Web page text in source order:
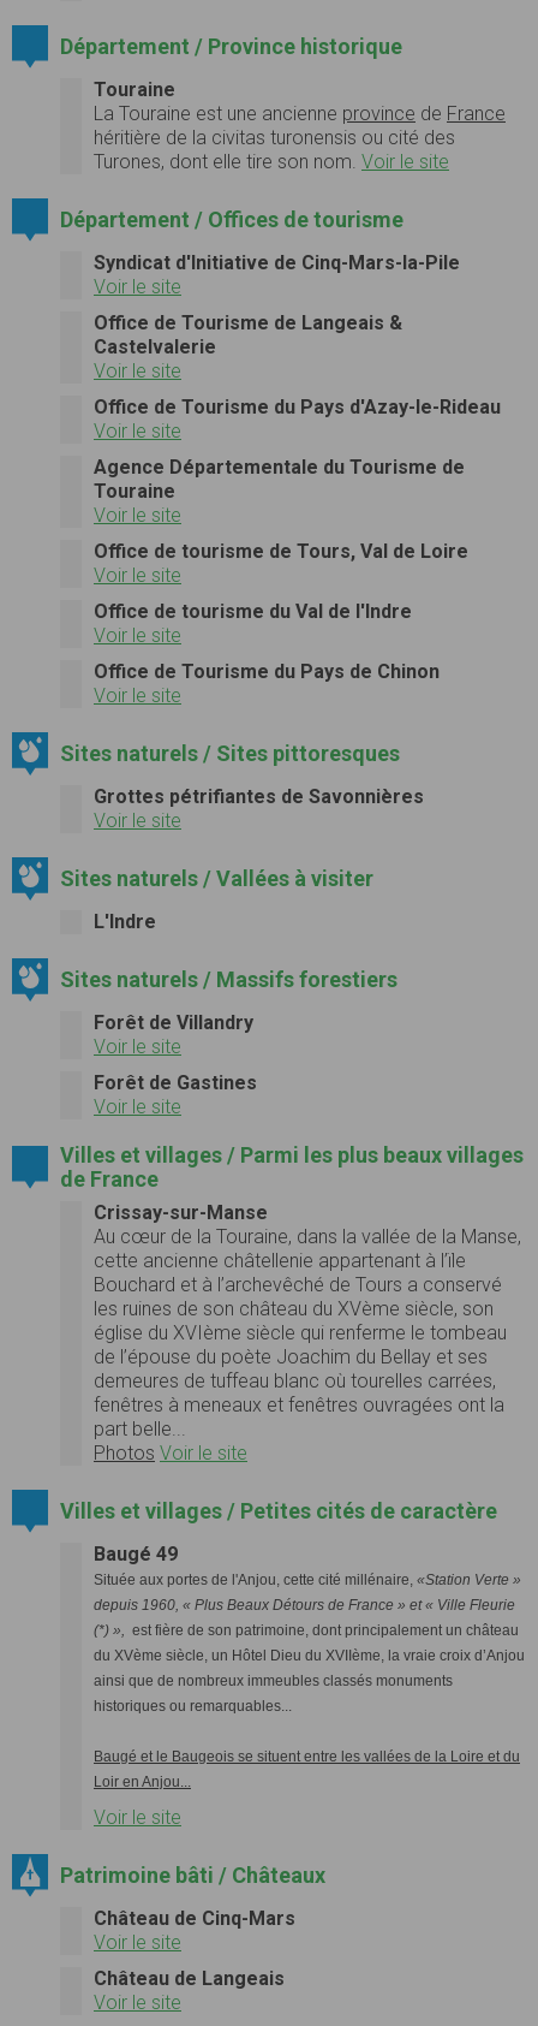
Département / Province historique
Touraine
La Touraine est une ancienne province de France
héritière de la civitas turonensis ou cité des
Turones, dont elle tire son nom. Voir le site
Département / Offices de tourisme
Syndicat d'Initiative de Cinq-Mars-la-Pile
Voir le site
Office de Tourisme de Langeais &
Castelvalerie
Voir le site
Office de Tourisme du Pays d'Azay-le-Rideau
Voir le site
Agence Départementale du Tourisme de
Touraine
Voir le site
Office de tourisme de Tours, Val de Loire
Voir le site
Office de tourisme du Val de l'Indre
Voir le site
Office de Tourisme du Pays de Chinon
Voir le site
Sites naturels / Sites pittoresques
Grottes pétrifiantes de Savonnières
Voir le site
Sites naturels / Vallées à visiter
L'Indre
Sites naturels / Massifs forestiers
Forêt de Villandry
Voir le site
Forêt de Gastines
Voir le site
Villes et villages / Parmi les plus beaux villages
de France
Crissay-sur-Manse
Au cœur de la Touraine, dans la vallée de la Manse,
cette ancienne châtellenie appartenant à l’ïle
Bouchard et à l’archevêché de Tours a conservé
les ruines de son château du XVème siècle, son
église du XVIème siècle qui renferme le tombeau
de l’épouse du poète Joachim du Bellay et ses
demeures de tuffeau blanc où tourelles carrées,
fenêtres à meneaux et fenêtres ouvragées ont la
part belle...
Photos Voir le site
Villes et villages / Petites cités de caractère
Baugé 49
Située aux portes de l'Anjou, cette cité millénaire, «Station Verte »
depuis 1960, « Plus Beaux Détours de France » et « Ville Fleurie
(*) », est fière de son patrimoine, dont principalement un château
du XVème siècle, un Hôtel Dieu du XVIIème, la vraie croix d’Anjou
ainsi que de nombreux immeubles classés monuments
historiques ou remarquables...
Baugé et le Baugeois se situent entre les vallées de la Loire et du
Loir en Anjou...
Voir le site
Patrimoine bâti / Châteaux
Château de Cinq-Mars
Voir le site
Château de Langeais
Voir le site